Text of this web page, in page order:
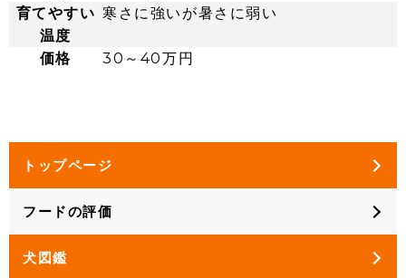
育てやすい
温度
寒さに強いが暑さに弱い
価格 30～40万円
トップページ
フードの評価
犬図鑑